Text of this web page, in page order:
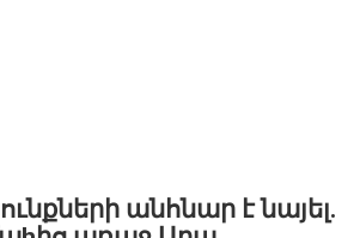
անհնար է նայել.